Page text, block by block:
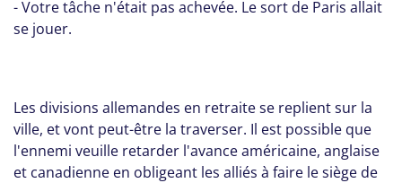
- Votre tâche n'était pas achevée. Le sort de Paris allait
se jouer.
Les divisions allemandes en retraite se replient sur la
ville, et vont peut-être la traverser. Il est possible que
l'ennemi veuille retarder l'avance américaine, anglaise
et canadienne en obligeant les alliés à faire le siège de